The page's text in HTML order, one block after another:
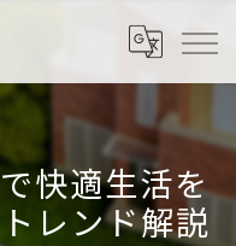
快適生活を
レンド解説